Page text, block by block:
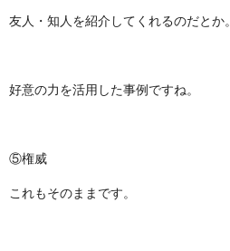
友人・知人を紹介してくれるのだとか。
好意の力を活用した事例ですね。
⑤権威
これもそのままです。